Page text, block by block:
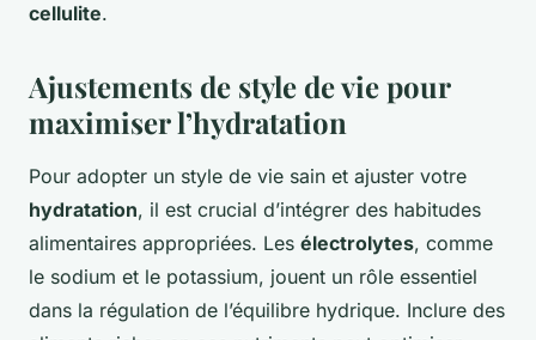
cellulite.
Ajustements de style de vie pour
maximiser l’hydratation
Pour adopter un style de vie sain et ajuster votre
hydratation, il est crucial d’intégrer des habitudes
alimentaires appropriées. Les électrolytes, comme
le sodium et le potassium, jouent un rôle essentiel
dans la régulation de l’équilibre hydrique. Inclure des